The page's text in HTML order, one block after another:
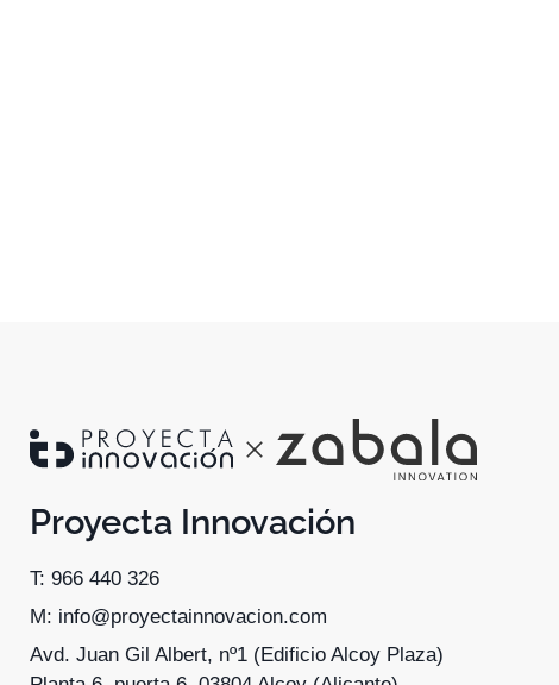
Proyecta Innovación
T: 966 440 326
M: info@proyectainnovacion.com
Avd. Juan Gil Albert, nº1 (Edificio Alcoy Plaza)